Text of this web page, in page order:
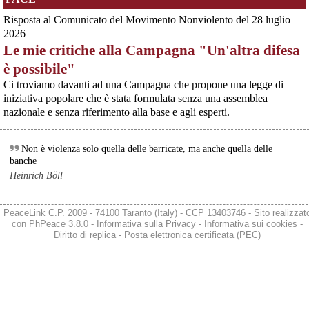
@valigiablu - 21/7/2026 6:39
🧵 La vera preda è la presidenza della Repubblica |
@marastimattia
#violenza
in Finlandia, oggi 14 giugno 2026, cittadini e organizzazioni pacifiste stanno
scendendo in piazza contro il riarmo, in collegamento con le proteste in
tutta Europa (Madrid, Bruxelles e altre città)
[News] Oggi in Spagna mobilitazione contro il riarmo, in questi minuti sta
per partire a Bruxelles la marcia pacifista europea di No Rearm Europe
Oggi in Spagna mobilitazione contro il riarmo e il militarismoSi è svolta
oggi, 14 giugno 2026, a Madrid la manifestazione indetta dall'Assemblea
Internazionalista di Madrid con il titolo "Contro il riarmo e la guerra
imperialista". I partecipanti si sono radunati in Plaza de Atoc
[news] La strage di Bologna, i suoi mandati e la cerniera con la NATO
A quarantasei anni dalla strage che il 2 agosto 1980 insanguinò la stazione
di Bologna, PeaceLink torna a ricordare le 85 vittime e gli oltre 200 feriti di
Bologna: una scomoda verità", che ripercorre gli
Risposta al Comunicato del Movimento Nonviolento del 28 luglio
2026
Le mie critiche alla Campagna "Un'altra difesa
è possibile"
Ci troviamo davanti ad una Campagna che propone una legge di
iniziativa popolare che è stata formulata senza una assemblea
nazionale e senza riferimento alla base e agli esperti.
Non è violenza solo quella delle barricate, ma anche quella delle
banche
Heinrich Böll
PeaceLink C.P. 2009 - 74100 Taranto (Italy) - CCP 13403746 - Sito
con PhPeace 3.8.0- Informativa sulla Privacy- Informativa sui cookies -
Diritto di replica- Posta elettronica certificata (PEC)